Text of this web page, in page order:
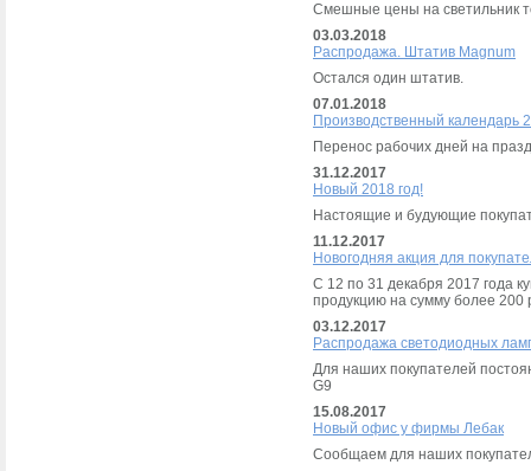
Смешные цены на светильник
03.03.2018
Распродажа. Штатив Magnum
Остался один штатив.
07.01.2018
Производственный календарь
Перенос рабочих дней на
31.12.2017
Новый 2018 год!
Настоящие и будующие
11.12.2017
Новогодняя акция для
С 12 по 31 декабря 2017 года
продукцию на сумму более 200
03.12.2017
Распродажа светодиодных
Для наших покупателей
G9
15.08.2017
Новый офис у фирмы Лебак
Сообщаем для наших